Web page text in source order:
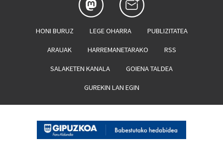
HONI BURUZ LEGE OHARRA PUBLIZITATEA
ARAUAK HARREMANETARAKO RSS
SALAKETEN KANALA GOIENA TALDEA
GUREKIN LAN EGIN